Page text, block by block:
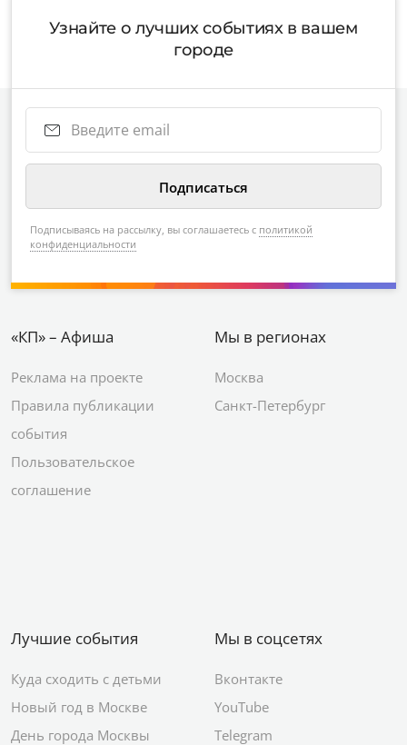
Узнайте о лучших событиях в вашем
городе
Подписываясь на рассылку, вы соглашаетесь с политикой
конфиденциальности
«КП» – Афиша
Реклама на проекте
Правила публикации
события
Пользовательское
соглашение
Мы в регионах
Москва
Санкт-Петербург
Лучшие события
Куда сходить с детьми
Новый год в Москве
День города Москвы
Мы в соцсетях
Вконтакте
YouTube
Telegram